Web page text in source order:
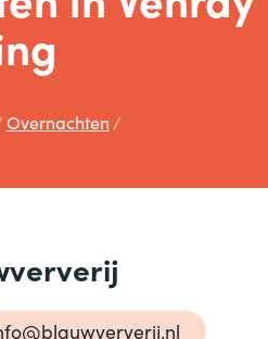
Overnachten